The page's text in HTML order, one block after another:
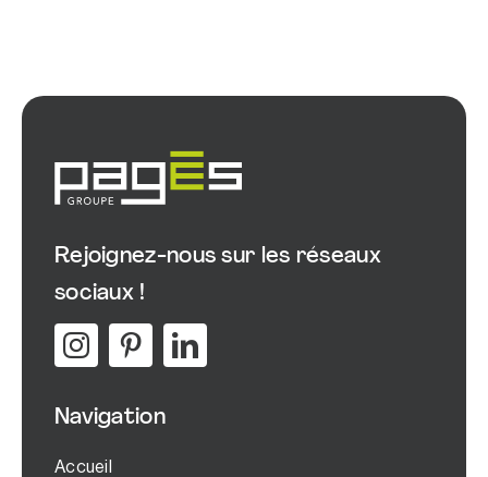
Rejoignez-nous sur les réseaux
sociaux !
Navigation
Accueil